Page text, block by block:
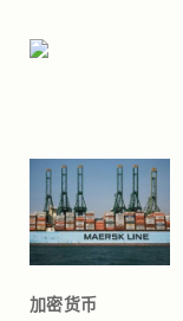
加密货币